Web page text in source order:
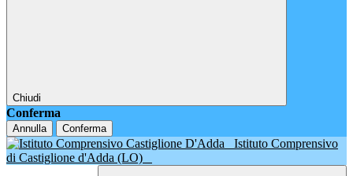
Chiudi
Conferma
Annulla Conferma
Istituto Comprensivo
di Castiglione d'Adda (LO)